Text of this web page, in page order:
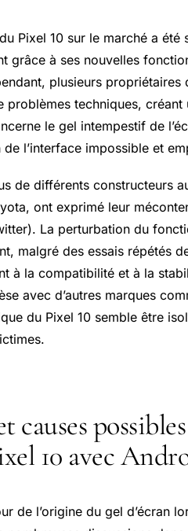
Pixel 10 sur le marché a
grâce à ses nouvelles
plusieurs
problèmes techniques,
le gel intempestif de
de l’interface impossible et
de différents constructeurs
ont exprimé leur
La perturbation du
malgré des essais répétés
à la compatibilité et à la
avec d’autres marques
du Pixel 10 semble être
causes
10 avec
de l’origine du gel d’écran